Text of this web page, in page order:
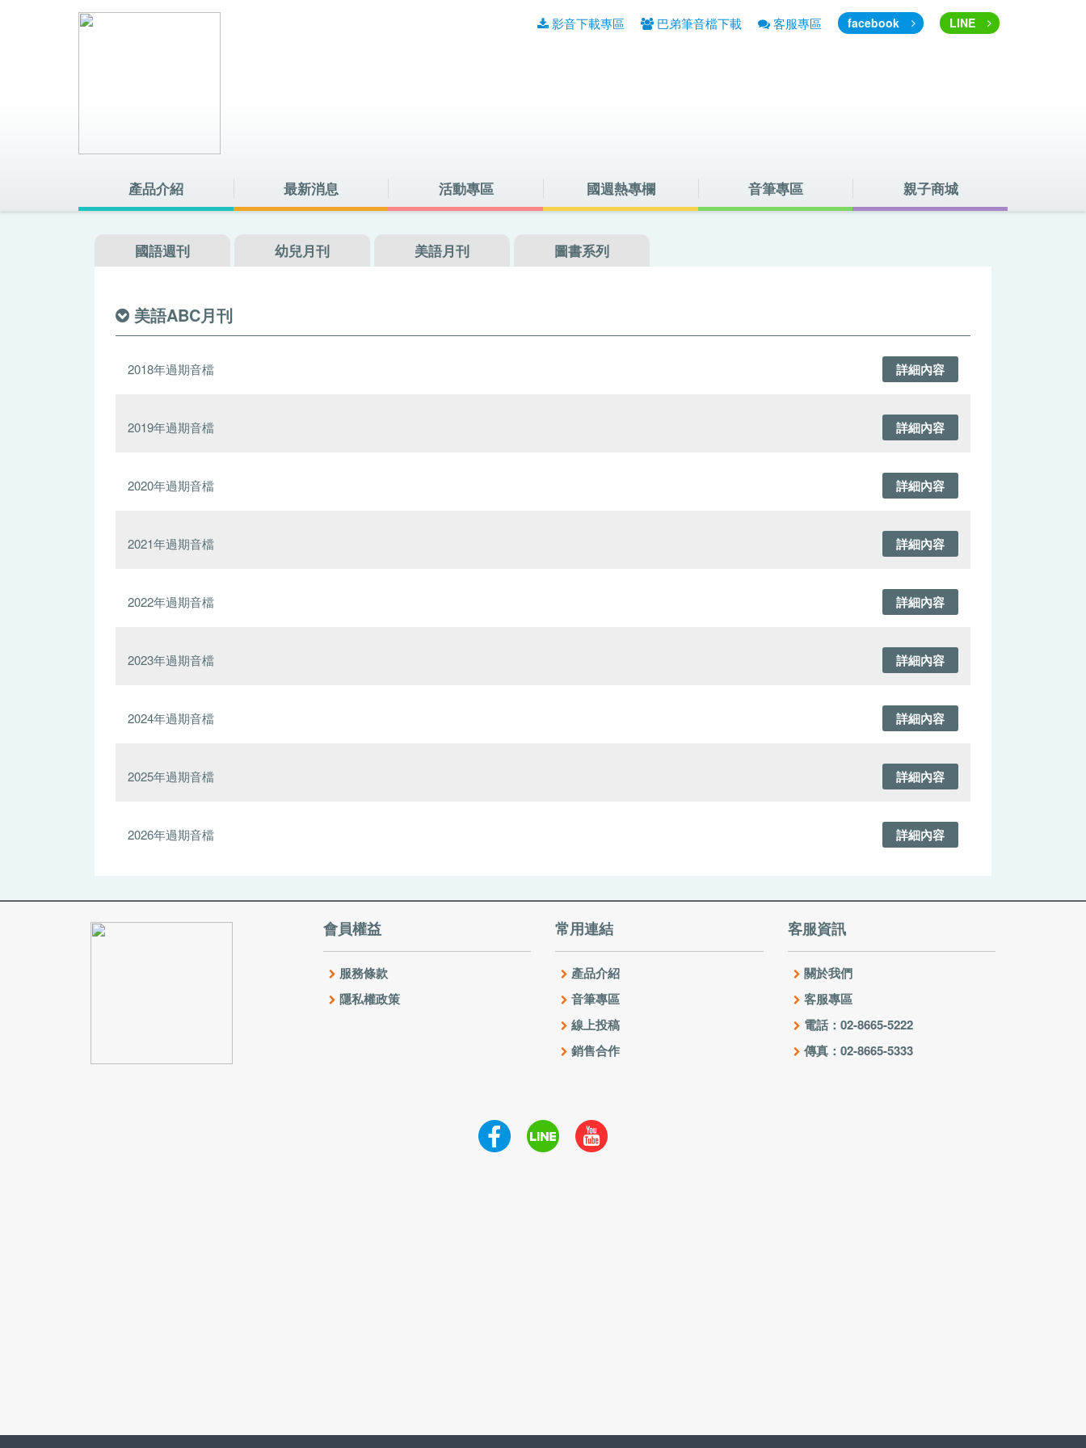
影音下載專區 巴弟筆音檔下載 客服專區 facebook LINE
產品介紹 最新消息 活動專區 國週熱專欄 音筆專區 親子商城
音筆專區 音筆下載
國語週刊 幼兒月刊 美語月刊 圖書系列
美語ABC月刊
2018年過期音檔
2019年過期音檔
2020年過期音檔
2021年過期音檔
2022年過期音檔
2023年過期音檔
2024年過期音檔
2025年過期音檔
2026年過期音檔
會員權益
服務條款
隱私權政策
常用連結
產品介紹
音筆專區
線上投稿
銷售合作
客服資訊
關於我們
客服專區
電話：02-8665-5222
傳真：02-8665-5333